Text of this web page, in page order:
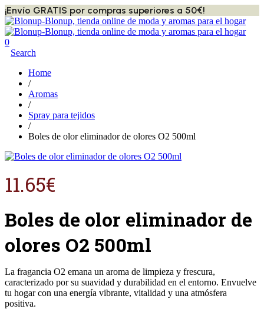
¡Envío GRATIS por compras superiores a 50€!
0
Search
Home
/
Aromas
/
Spray para tejidos
/
Boles de olor eliminador de olores O2 500ml
11.65€
Boles de olor eliminador de
olores O2 500ml
La fragancia O2 emana un aroma de limpieza y frescura,
caracterizado por su suavidad y durabilidad en el entorno. Envuelve
tu hogar con una energía vibrante, vitalidad y una atmósfera
positiva.